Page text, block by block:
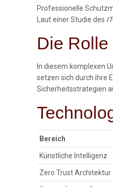
Professionelle
Laut einer Studie des
Die
In diesem komplexen
setzen sich durch ihre
Sicherheitsstrategien
Bereich
Künstliche Intelligenz
Zero Trust Architektur